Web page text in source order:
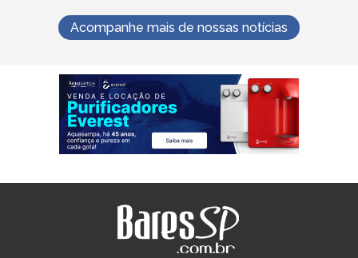
Acompanhe mais de nossas notícias